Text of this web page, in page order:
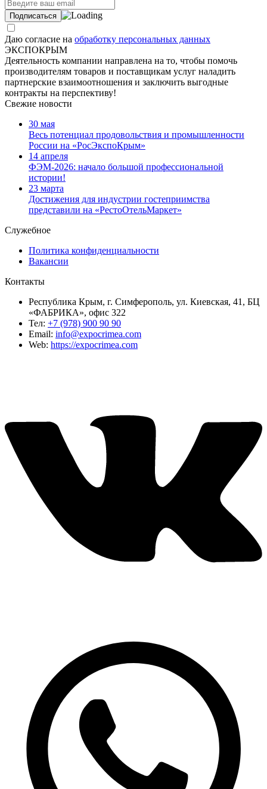
Даю согласие на обработку персональных данных
ЭКСПОКРЫМ
Деятельность компании направлена на то, чтобы помочь
производителям товаров и поставщикам услуг наладить
партнерские взаимоотношения и заключить выгодные
контракты на перспективу!
Свежие новости
30 мая
Весь потенциал продовольствия и промышленности
России на «РосЭкспоКрым»
14 апреля
ФЭМ-2026: начало большой профессиональной
истории!
23 марта
Достижения для индустрии гостеприимства
представили на «РестоОтельМаркет»
Служебное
Политика конфиденциальности
Вакансии
Контакты
Республика Крым, г. Симферополь, ул. Киевская, 41, БЦ
«ФАБРИКА», офис 322
Тел: +7 (978) 900 90 90
Email: info@expocrimea.com
Web: https://expocrimea.com